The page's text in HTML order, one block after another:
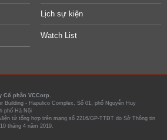
Lịch sự kiện
Watch List
Cổ phần VCCorp.
Building - Hapulico Complex, Số 01, phố Nguyễn Huy
phố Hà Nội
tử tổng hợp trên mạng số 2216/GP-TTĐT do Sở Thông tin
tháng 4 năm 2019.